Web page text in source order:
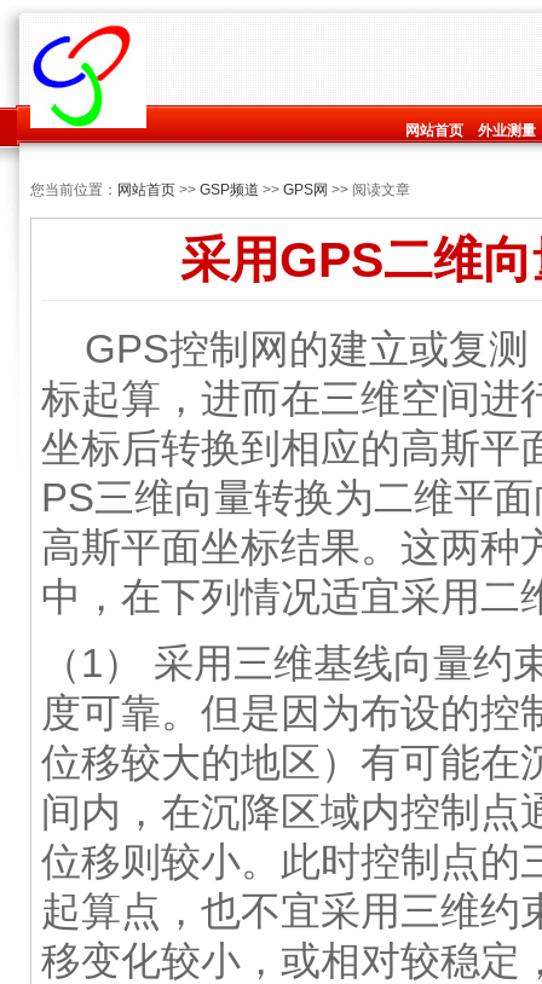
网站首页 外业测量
您当前位置： 网站首页 >> GSP频道 >> GPS网 >> 阅读文章
采用GPS二维
GPS控制网的建立或复测
标起算，进而在三维空间进
坐标后转换到相应的高斯平
PS三维向量转换为二维平
高斯平面坐标结果。这两种
中，在下列情况适宜采用二
（1） 采用三维基线向量
度可靠。但是因为布设的
位移较大的地区）有可能在
间内，在沉降区域内控制点
位移则较小。此时控制点的
起算点，也不宜采用三维约
移变化较小，或相对较稳定